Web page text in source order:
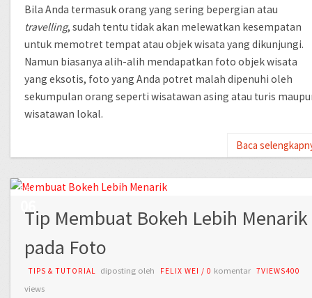
Bila Anda termasuk orang yang sering bepergian atau
travelling, sudah tentu tidak akan melewatkan kesempatan
untuk memotret tempat atau objek wisata yang dikunjungi.
Namun biasanya alih-alih mendapatkan foto objek wisata
yang eksotis, foto yang Anda potret malah dipenuhi oleh
sekumpulan orang seperti wisatawan asing atau turis
wisatawan lokal.
Baca
SEP
Tip Membuat Bokeh Lebih Menarik
pada Foto
TIPS & TUTORIAL diposting oleh FELIX WEI / 0 komentar 7VIEWS400
views